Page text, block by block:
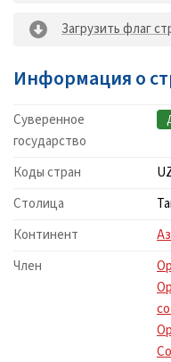
Загрузить флаг
Информация о
Суверенное
государство
Коды стран
Столица
Континент
Член